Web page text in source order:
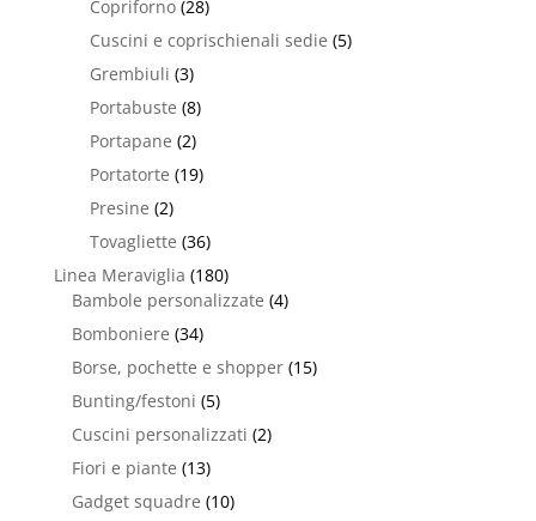
Copriforno (28)
Cuscini e coprischienali sedie (5)
Grembiuli (3)
Portabuste (8)
Portapane (2)
Portatorte (19)
Presine (2)
Tovagliette (36)
Linea Meraviglia (180)
Bambole personalizzate (4)
Bomboniere (34)
Borse, pochette e shopper (15)
Bunting/festoni (5)
Cuscini personalizzati (2)
Fiori e piante (13)
Gadget squadre (10)